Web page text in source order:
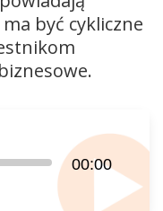
być cykliczne
00:00